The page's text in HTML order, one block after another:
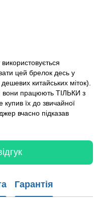
використовується
цей брелок десь у
китайських міток).
вони працюють ТІЛЬКИ з
їх до звичайної
вчасно підказав
Гарантія